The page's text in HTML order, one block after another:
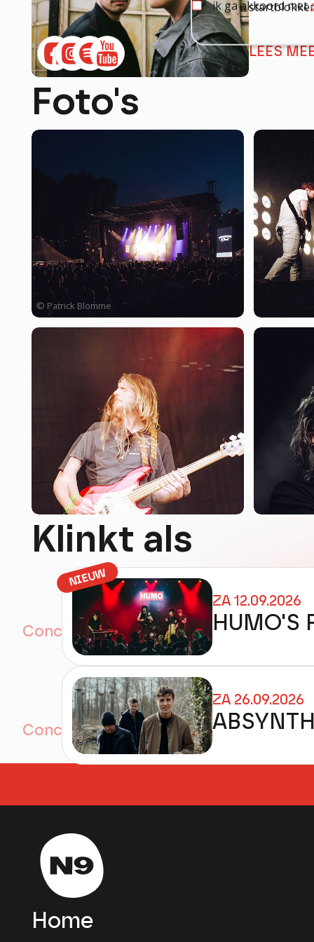
LEES
Foto's
© Patrick Blomme
Klinkt als
NIEUW
ZA 12.09.2026
HUMO'S
ZA 26.09.2026
Home
ik ga akkoord met